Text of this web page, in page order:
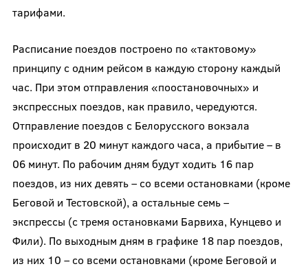
тарифами.
Расписание поездов построено по «тактовому»
принципу с одним рейсом в каждую сторону каждый
час. При этом отправления «поостановочных» и
экспрессных поездов, как правило, чередуются.
Отправление поездов с Белорусского вокзала
происходит в 20 минут каждого часа, а прибытие – в
06 минут. По рабочим дням будут ходить 16 пар
поездов, из них девять – со всеми остановками (кроме
Беговой и Тестовской), а остальные семь –
экспрессы (с тремя остановками Барвиха, Кунцево и
Фили). По выходным дням в графике 18 пар поездов,
из них 10 – со всеми остановками (кроме Беговой и